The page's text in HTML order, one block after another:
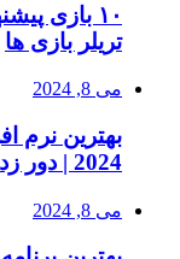
تریلر بازی ها
می 8, 2024
بهترین نرم
2024 | دور زدن تحریم ها
می 8, 2024